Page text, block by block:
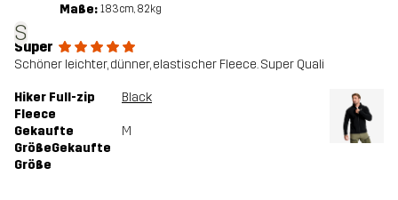
S
Maße: 183cm, 82kg
Super
Schöner leichter, dünner, elastischer Fleece. Super Quali
Hiker Full-zip
Fleece
Black
Gekaufte
GrößeGekaufte
Größe
M